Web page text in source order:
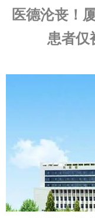
医德沦丧！
患者仅